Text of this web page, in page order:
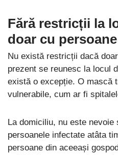
Fără restricții la
doar cu
Nu există restricții dacă
prezent se reunesc la locul
există o excepție. O mască
vulnerabile, cum ar fi
La domiciliu, nu este
persoanele infectate atâta
persoane din aceeași